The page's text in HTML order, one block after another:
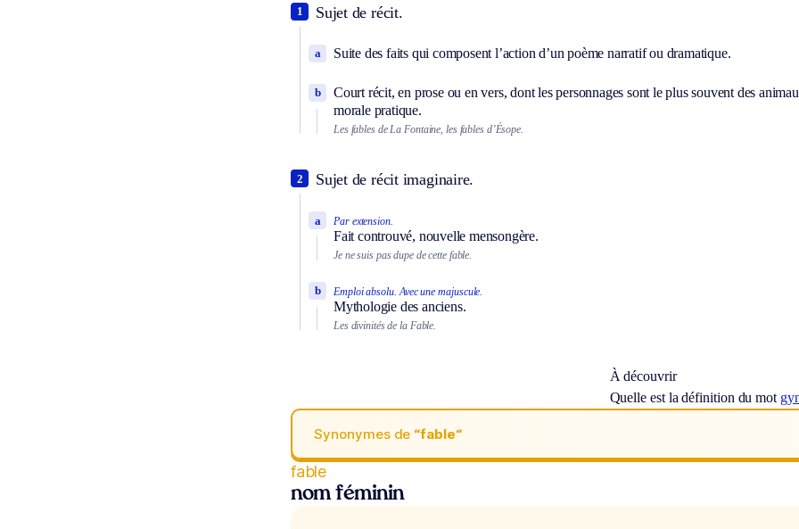
Sujet de récit.
1
Suite des faits qui composent l’action d’un poème narratif ou dramatique.
a
Court récit, en prose ou en vers, dont les personnages sont le plus souvent des
morale pratique.
b
Les fables de La Fontaine, les fables d’Ésope.
Sujet de récit imaginaire.
2
Par extension.
Fait controuvé, nouvelle mensongère.
a
Je ne suis pas dupe de cette fable.
Emploi absolu. Avec une majuscule.
Mythologie des anciens.
b
Les divinités de la Fable.
À découvrir
Quelle est la définition du mot
Synonymes de “fable“
fable
nom féminin